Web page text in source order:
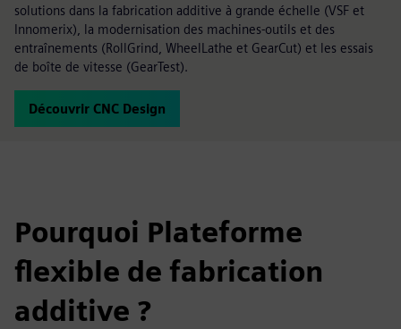
solutions dans la fabrication additive à grande échelle (VSF et
Innomerix), la modernisation des machines-outils et des
entraînements (RollGrind, WheelLathe et GearCut) et les essais
de boîte de vitesse (GearTest).
Découvrir CNC Design
Pourquoi Plateforme
flexible de fabrication
additive ?